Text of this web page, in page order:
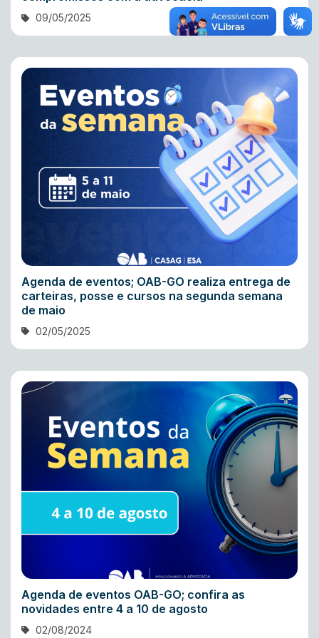
09/05/2025
Agenda de eventos; OAB-GO realiza entrega de
carteiras, posse e cursos na segunda semana
de maio
02/05/2025
Agenda de eventos OAB-GO; confira as
novidades entre 4 a 10 de agosto
02/08/2024